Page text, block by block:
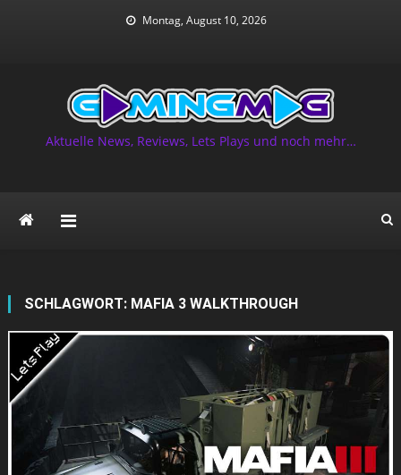
Montag, August 10, 2026
Aktuelle News, Reviews, Lets Plays und noch mehr…
SCHLAGWORT: MAFIA 3 WALKTHROUGH